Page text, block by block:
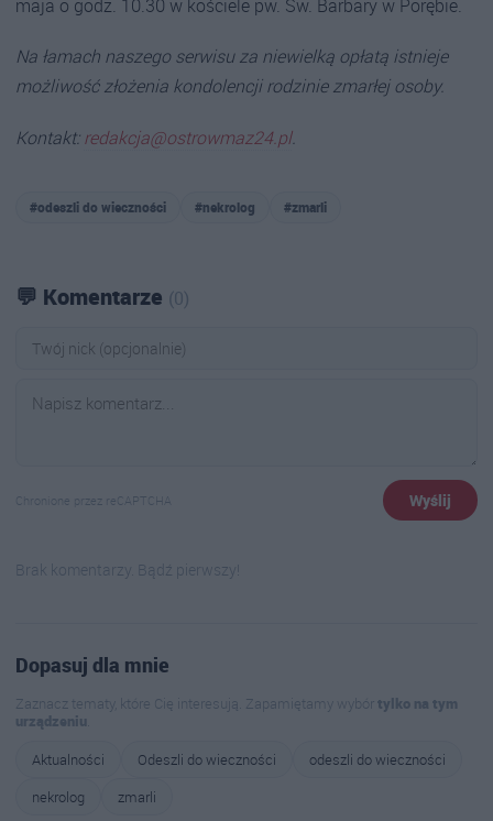
maja o godz. 10.30 w kościele pw. Św. Barbary w Porębie.
Na łamach naszego serwisu za niewielką opłatą istnieje
możliwość złożenia kondolencji rodzinie zmarłej osoby.
Kontakt:redakcja@ostrowmaz24.pl.
#odeszli do wieczności #nekrolog #zmarli
💬 Komentarze (0)
Chronione przez reCAPTCHA Wyślij
Brak komentarzy. Bądź pierwszy!
Dopasuj dla mnie
Zaznacz tematy, które Cię interesują. Zapamiętamy wybórtylko na tym
urządzeniu.
Aktualności
Odeszli do wieczności
odeszli do wieczności
nekrolog
zmarli